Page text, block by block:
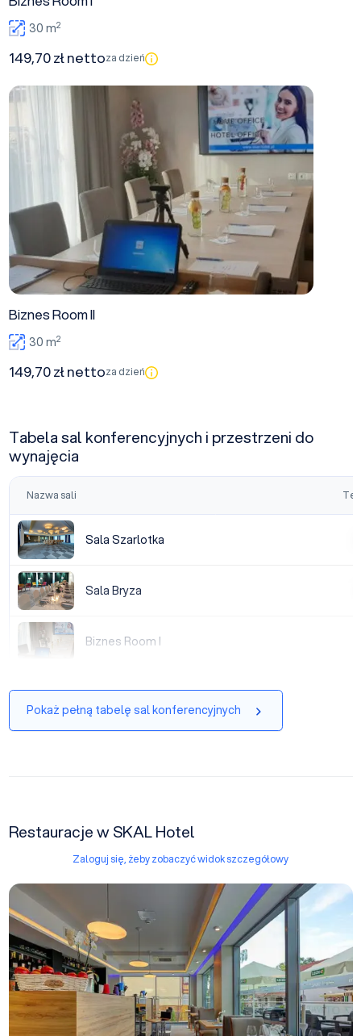
30 m2
149,70 zł nettoza dzień
Biznes Room II
Biznes Room II
30 m2
149,70 zł nettoza dzień
Tabela sal konferencyjnych i przestrzeni do
wynajęcia
Nazwa sali
Sala Szarlotka
Sala Szarlotka
Sala Bryza
Sala Bryza
Biznes Room I
Biznes Room I
Pokaż pełną tabelę sal konferencyjnych
Restauracje w SKAL Hotel
Zaloguj się, żeby zobaczyć widok szczegółowy